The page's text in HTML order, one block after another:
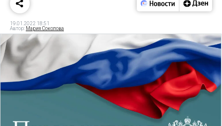
19.01.2022 18:51
Автор: Мария Соколова